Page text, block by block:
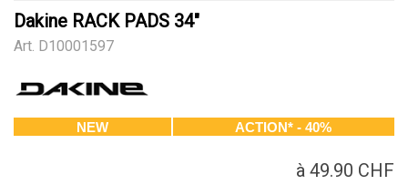
Dakine RACK PADS 34"
Art. D10001597
NEW ACTION* - 40%
à 49.90 CHF